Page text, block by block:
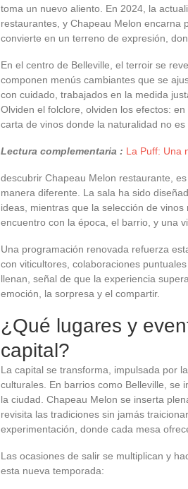
toma un nuevo aliento. En 2024, la
restaurantes, y Chapeau Melon encarna
convierte en un terreno de expresión,
En el centro de Belleville, el terroir se
componen menús cambiantes que se
con cuidado, trabajados en la medida
Olviden el folclore, olviden los efectos:
carta de vinos donde la naturalidad no
Lectura complementaria : La Puff: Una
descubrir Chapeau Melon restaurante,
manera diferente. La sala ha sido
ideas, mientras que la selección de
encuentro con la época, el barrio, y una
Una programación renovada refuerza
con viticultores, colaboraciones
llenan, señal de que la experiencia
emoción, la sorpresa y el compartir.
¿Qué lugares y
capital?
La capital se transforma, impulsada por
culturales. En barrios como Belleville, se
la ciudad. Chapeau Melon se inserta
revisita las tradiciones sin jamás
experimentación, donde cada mesa
Las ocasiones de salir se multiplican y
esta nueva temporada: